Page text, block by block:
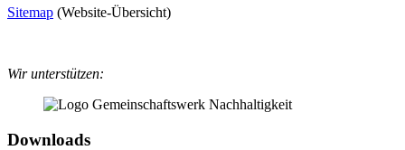
Sitemap (Website-Übersicht)
Wir unterstützen:
Downloads